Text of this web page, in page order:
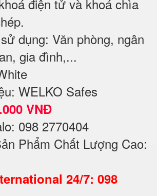
điện tử và khoá chìa
dụng: Văn phòng, ngân
gia đình,...
WELKO Safes
VNĐ
098 2770404
Phẩm Chất Lượng Cao:
24/7: 098